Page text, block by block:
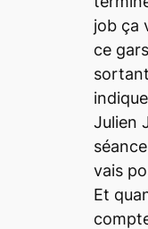
job ça
ce
Julien
vais
Et